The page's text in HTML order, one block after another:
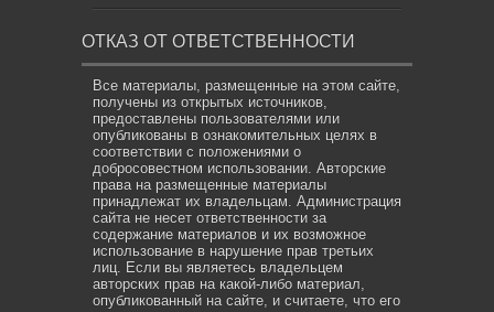
ОТКАЗ ОТ ОТВЕТСТВЕННОСТИ
Все материалы, размещенные на этом сайте,
получены из открытых источников,
предоставлены пользователями или
опубликованы в ознакомительных целях в
соответствии с положениями о
добросовестном использовании. Авторские
права на размещенные материалы
принадлежат их владельцам. Администрация
сайта не несет ответственности за
содержание материалов и их возможное
использование в нарушение прав третьих
лиц. Если вы являетесь владельцем
авторских прав на какой-либо материал,
опубликованный на сайте, и считаете, что его